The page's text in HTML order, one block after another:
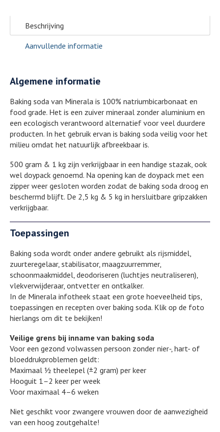
Beschrijving
Aanvullende informatie
Algemene informatie
Baking soda van Minerala is 100% natriumbicarbonaat en
food grade. Het is een zuiver mineraal zonder aluminium en
een ecologisch verantwoord alternatief voor veel duurdere
producten. In het gebruik ervan is baking soda veilig voor het
milieu omdat het natuurlijk afbreekbaar is.
500 gram & 1 kg zijn verkrijgbaar in een handige stazak, ook
wel doypack genoemd. Na opening kan de doypack met een
zipper weer gesloten worden zodat de baking soda droog en
beschermd blijft. De 2,5 kg & 5 kg in hersluitbare gripzakken
verkrijgbaar.
Toepassingen
Baking soda wordt onder andere gebruikt als rijsmiddel,
zuurteregelaar, stabilisator, maagzuurremmer,
schoonmaakmiddel, deodoriseren (luchtjes neutraliseren),
vlekverwijderaar, ontvetter en ontkalker.
In de Minerala infotheek staat een grote hoeveelheid tips,
toepassingen en recepten over baking soda. Klik op de foto
hierlangs om dit te bekijken!
Veilige grens bij inname van baking soda
Voor een gezond volwassen persoon zonder nier-, hart- of
bloeddrukproblemen geldt:
Maximaal ½ theelepel (±2 gram) per keer
Hooguit 1–2 keer per week
Voor maximaal 4–6 weken
Niet geschikt voor zwangere vrouwen door de aanwezigheid
van een hoog zoutgehalte!